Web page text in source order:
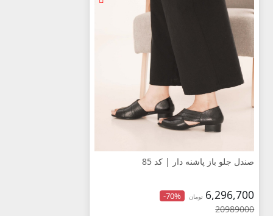
صندل جلو باز پاشنه دار | کد 85
6,296,700 تومان -70%
20989000